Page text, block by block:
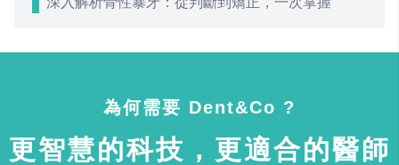
為何需要 Dent&Co ?
更智慧的科技，更適合的醫師